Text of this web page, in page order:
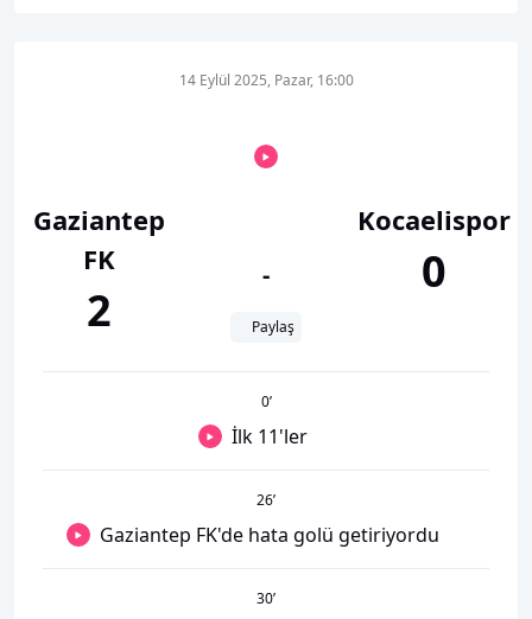
Gaziantep
FK
2
14 Eylül 2025, Pazar, 16:00
-
Paylaş
Kocaelispor
0
0’
İlk 11'ler
26’
Gaziantep FK'de hata golü getiriyordu
30’